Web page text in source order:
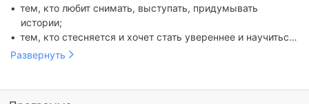
тем, кто любит снимать, выступать, придумывать
истории;
тем, кто стесняется и хочет стать увереннее и научиться
говорить и выступать без стеснения;
тем, кто проводит много времени в телефоне и готов
Развернуть